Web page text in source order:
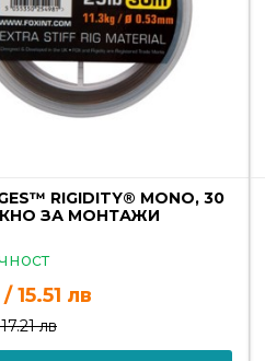
RIGIDITY® MONO, 30
ЗА МОНТАЖИ
15.51 лв
17.21 лв